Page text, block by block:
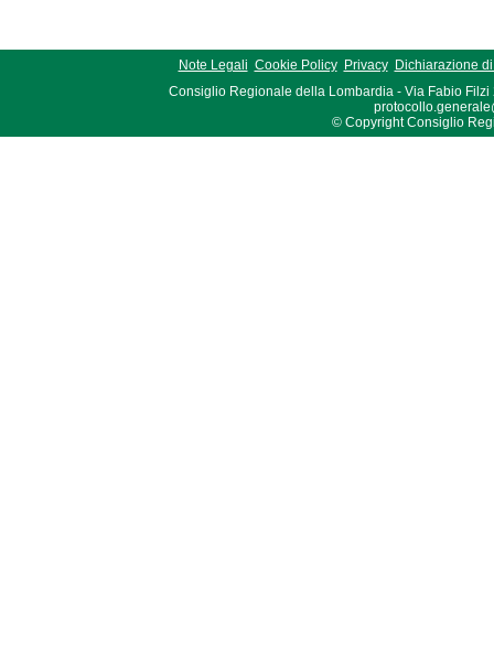
Note Legali Cookie Policy Privacy
Dichiarazione
Consiglio Regionale della Lombardia - Via Fabio Filzi
© Copyright Consiglio